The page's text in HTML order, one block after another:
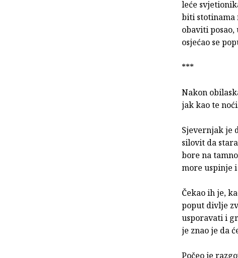
leće
biti stotinama
obaviti
osjećao se
***
Nakon
jak kao te
Sjevernjak je
silovit da
bore na
more uspinje
Čekao ih je,
poput divlje
usporavati i
je znao je da
Počeo je